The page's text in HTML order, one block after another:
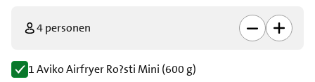
4 personen
1 Aviko Airfryer Ro?sti Mini (600 g)